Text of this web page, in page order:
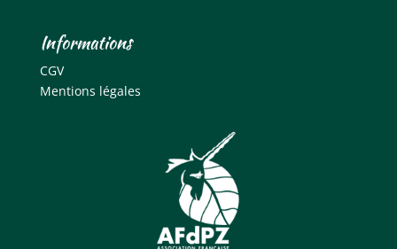
Informations
CGV
Mentions légales